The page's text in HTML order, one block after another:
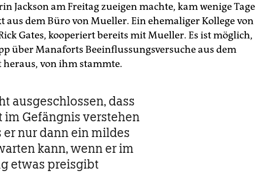
Jackson am Freitag zueigen machte, kam wenige Tage
aus dem Büro von Mueller. Ein ehemaliger Kollege von
Gates, kooperiert bereits mit Mueller. Es ist möglich,
über Manaforts Beeinflussungsversuche aus dem
heraus, von ihm stammte.
ausgeschlossen, dass
im Gefängnis verstehen
er nur dann ein mildes
kann, wenn er im
etwas preisgibt